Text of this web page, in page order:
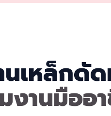
นเหล็กดั
งานมืออ